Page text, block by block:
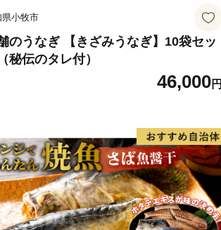
県小牧市
のうなぎ 【きざみうなぎ】10袋セッ
秘伝のタレ付）
46,000円